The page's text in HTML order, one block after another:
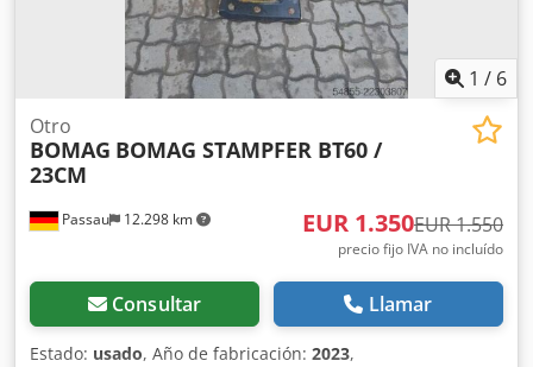
1 / 6
Passau 12.298 km
Otro
BOMAG BOMAG STAMPFER BT60 /
23CM
EUR 1.350EUR 1.550
precio fijo IVA no incluído
Consultar Llamar
Estado: usado, Año de fabricación: 2023,